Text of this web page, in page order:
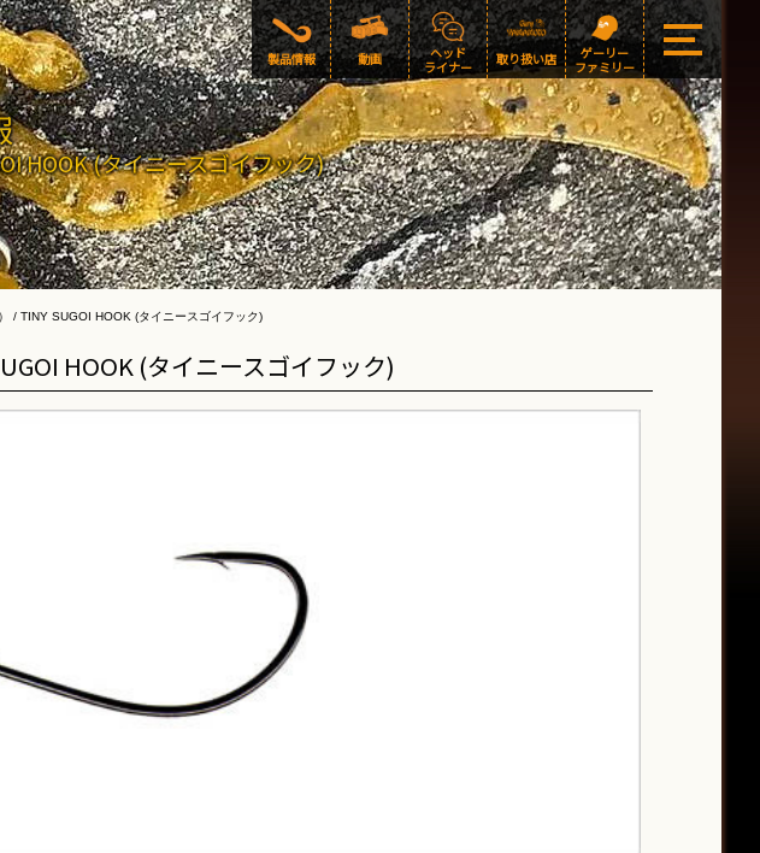
製品情報 動画
ヘッド
ライナー
取り扱い店
ゲーリー
ファミリー
HOOK (タイニースゴイフック)
/ TINY SUGOI HOOK (タイニースゴイフック)
HOOK (タイニースゴイフック)